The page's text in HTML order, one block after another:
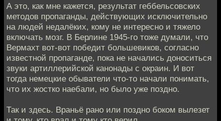
А это, как мне кажется, результат геббельсовских
методов пропаганды, действующих исключительно
на людей недалёких, кому не интересно и тяжело
включать мозг. В Берлине 1945-го тоже думали, что
Вермахт вот-вот победит большевиков, согласно
известной пропаганде, пока не начались доноситься
звуки артиллерийской канонады с окраин. И вот
тогда немецкие обыватели что-то начали понимать,
что их жостко наебали, но было уже поздно.
Так и здесь. Враньё рано или поздно боком вылезет